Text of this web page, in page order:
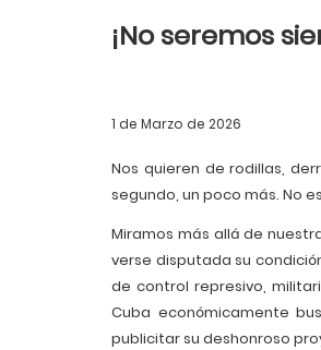
¡No seremos
1 de Marzo de 2026
Nos quieren de rodillas,
segundo, un poco más. No
Miramos más allá de
verse disputada su
de control represivo,
Cuba económicamente
publicitar su deshonroso